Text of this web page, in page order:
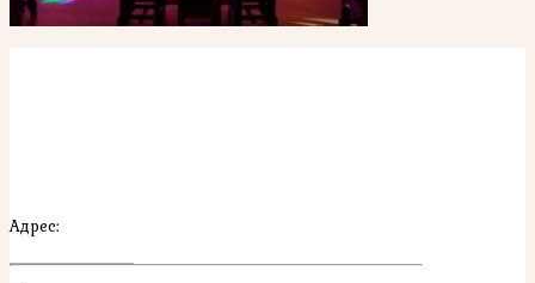
Адрес: